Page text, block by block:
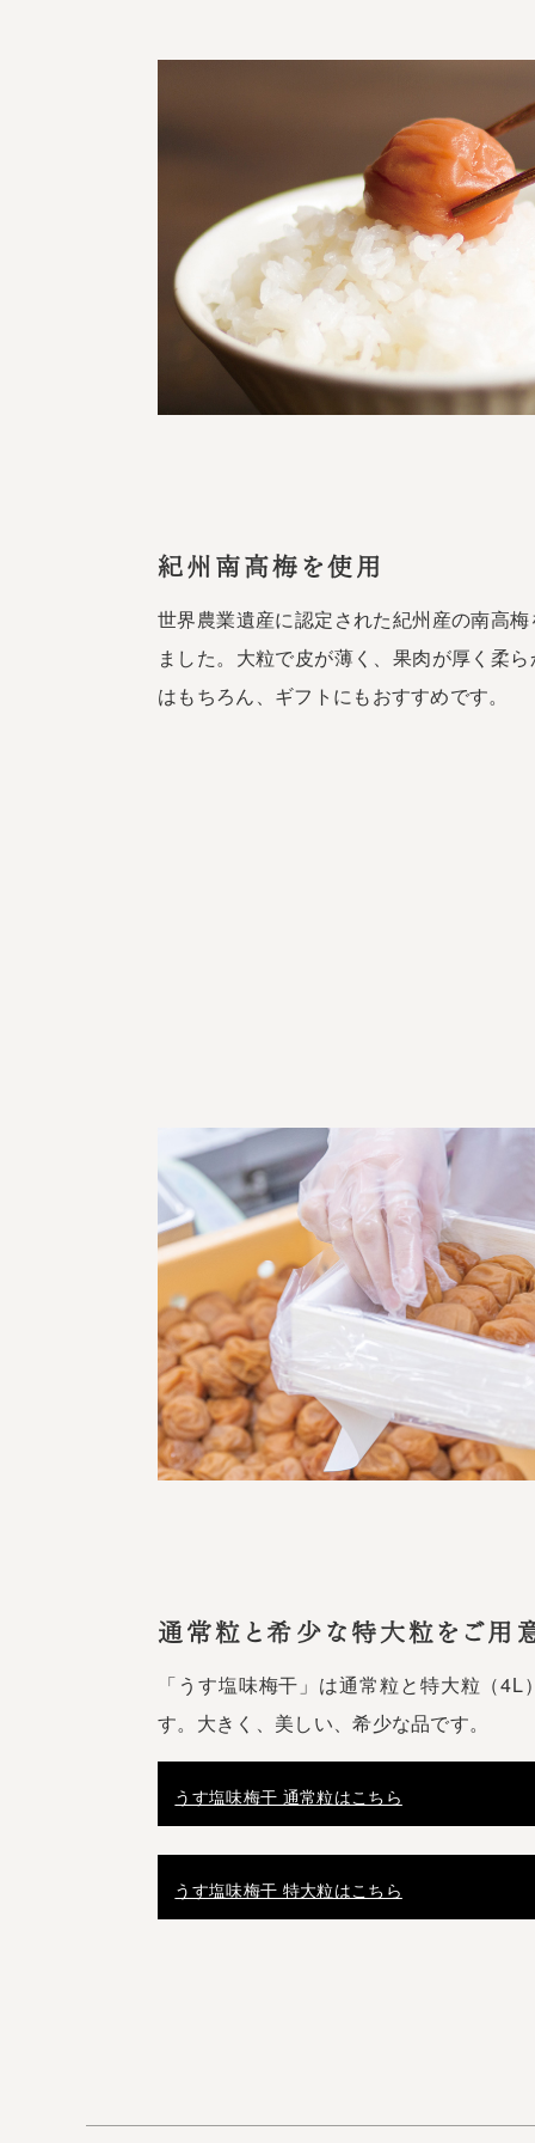
紀州南高梅を使用
世界農業遺産に認定された紀州産の南高
ました。大粒で皮が薄く、果肉が厚く柔
はもちろん、ギフトにもおすすめです。
通常粒と希少な特大粒をご用
「うす塩味梅干」は通常粒と特大粒（
す。大きく、美しい、希少な品です。
うす塩味梅干 通常粒はこちら
うす塩味梅干 特大粒はこちら